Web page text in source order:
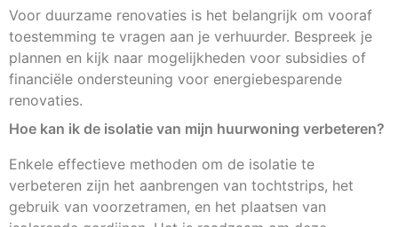
Voor duurzame renovaties is het belangrijk om vooraf
toestemming te vragen aan je verhuurder. Bespreek je
plannen en kijk naar mogelijkheden voor subsidies of
financiële ondersteuning voor energiebesparende
renovaties.
Hoe kan ik de isolatie van mijn huurwoning verbeteren?
Enkele effectieve methoden om de isolatie te
verbeteren zijn het aanbrengen van tochtstrips, het
gebruik van voorzetramen, en het plaatsen van